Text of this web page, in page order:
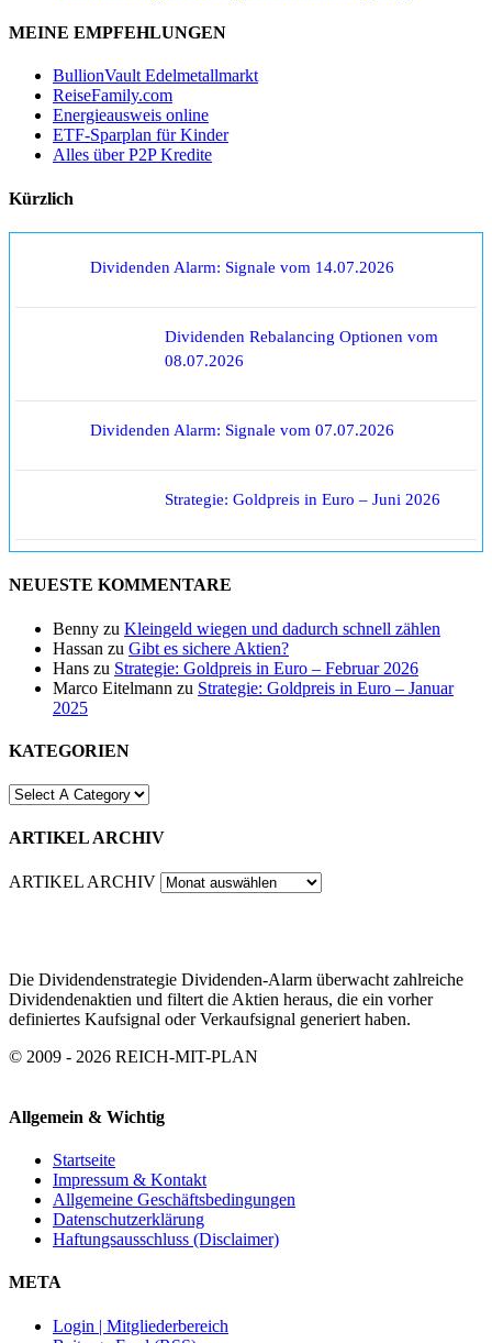
MEINE EMPFEHLUNGEN
BullionVault Edelmetallmarkt
ReiseFamily.com
Energieausweis online
ETF-Sparplan für Kinder
Alles über P2P Kredite
Kürzlich
Dividenden Alarm: Signale vom 14.07.2026
Dividenden Rebalancing Optionen vom
08.07.2026
Dividenden Alarm: Signale vom 07.07.2026
Strategie: Goldpreis in Euro – Juni 2026
NEUESTE KOMMENTARE
Benny zu Kleingeld wiegen und dadurch schnell zählen
Hassan zu Gibt es sichere Aktien?
Hans zu Strategie: Goldpreis in Euro – Februar 2026
Marco Eitelmann zu Strategie: Goldpreis in Euro – Januar
2025
KATEGORIEN
ARTIKEL ARCHIV
ARTIKEL ARCHIV
Die Dividendenstrategie Dividenden-Alarm überwacht zahlreiche
Dividendenaktien und filtert die Aktien heraus, die ein vorher
definiertes Kaufsignal oder Verkaufsignal generiert haben.
© 2009 - 2026 REICH-MIT-PLAN
Allgemein & Wichtig
Startseite
Impressum & Kontakt
Allgemeine Geschäftsbedingungen
Datenschutzerklärung
Haftungsausschluss (Disclaimer)
META
Login | Mitgliederbereich